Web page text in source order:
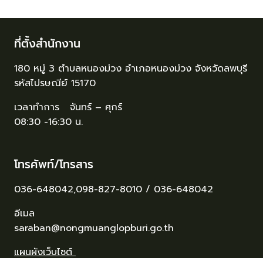
ที่ตั้งสำนักงาน
180 หมู่ 3 ตำบลหนองม่วง อำเภอหนองม่วง จังหวัดลพบุรี
รหัสไปรษณีย์ 15170
เวลาทำการ จันทร์ – ศุกร์
08:30 -16:30 น.
โทรศัพท์/โทรสาร
036-648042,098-827-8010 / 036-648042
อีเมล
saraban@nongmuanglopburi.go.th
แผนผังเว็บไซต์